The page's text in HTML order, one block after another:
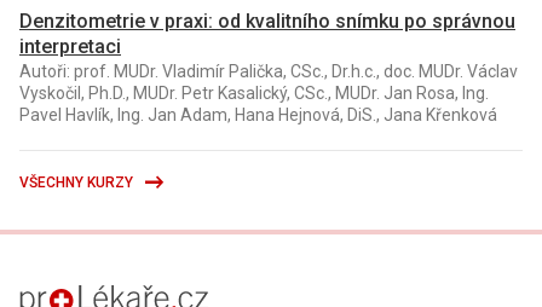
Denzitometrie v praxi: od kvalitního snímku po správnou
interpretaci
Autoři: prof. MUDr. Vladimír Palička, CSc., Dr.h.c., doc. MUDr. Václav
Vyskočil, Ph.D., MUDr. Petr Kasalický, CSc., MUDr. Jan Rosa, Ing.
Pavel Havlík, Ing. Jan Adam, Hana Hejnová, DiS., Jana Křenková
VŠECHNY KURZY
proLékaře.cz